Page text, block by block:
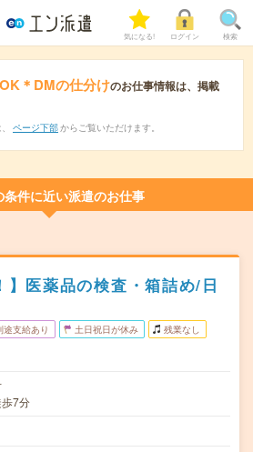
気になる! ログイン 検索
＊DMの仕分けのお仕事情報は、掲載
ページ下部 からご覧いただけます。
条件に近い派遣のお仕事
】医薬品の検査・箱詰め/日
途支給あり 土日祝日が休み 残業なし
7分